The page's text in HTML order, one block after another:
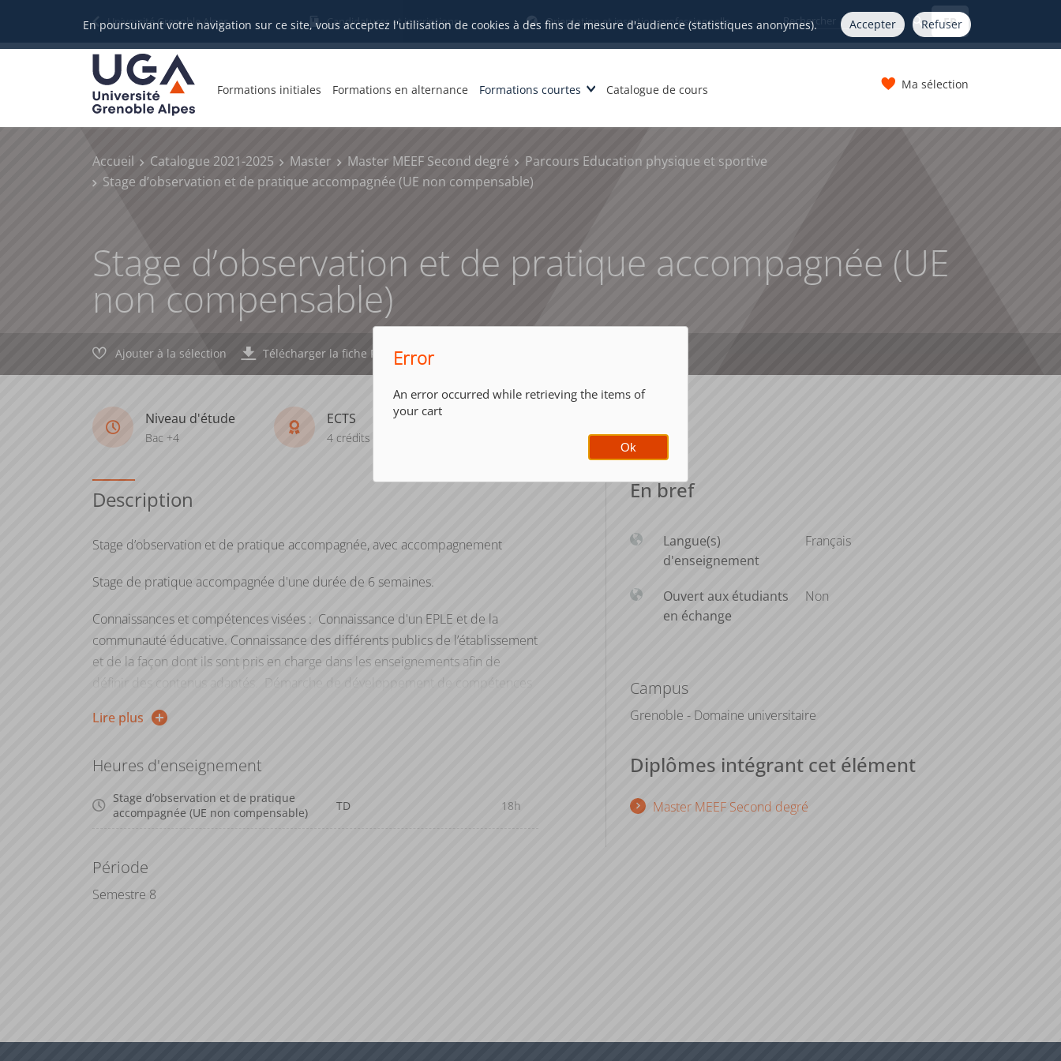
En poursuivant votre navigation sur ce site, vous acceptez l'utilisation de cookies à des fins de mesure d'audience (statistiques anonymes). Accepter Refuser
Université Grenoble Alpes Candidatures et inscriptions Orientation et insertion professionnelle FR
Formations initiales Formations en alternance Formations courtes Catalogue de cours Ma sélection
Accueil Catalogue 2021-2025 Master Master MEEF Second degré
Parcours Education physique et sportive
Stage d’observation et de pratique accompagnée (UE non compensable)
Stage d’observation et de pratique accompagnée (UE
non compensable)
Ajouter à la sélection Télécharger la fiche PDF
Niveau d'étude
Bac +4
ECTS
4 crédits
Description
Stage d’observation et de pratique accompagnée, avec accompagnement
Stage de pratique accompagnée d'une durée de 6 semaines.
Connaissances et compétences visées : Connaissance d'un EPLE et de la
communauté éducative. Connaissance des différents publics de l’établissement
et de la façon dont ils sont pris en charge dans les enseignements afin de
définir des contenus adaptés. Démarche de développement de compétences
MEM801. Le lien entre l'U.E. STAG801 et l'U.E. RECH-MEM801 est en effet très
menées dans le cadre du mémoire.
Lire plus
Heures d'enseignement
Stage d’observation et de pratique
accompagnée (UE non compensable)
TD 18h
Période
Semestre 8
En bref
Langue(s)
d'enseignement
Français
Ouvert aux étudiants
en échange
Non
Campus
Grenoble - Domaine universitaire
Diplômes intégrant cet élément
Master MEEF Second degré
Error
An error occurred while retrieving the items of
your cart
Ok